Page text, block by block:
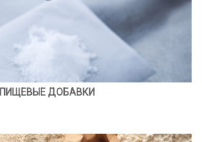
ПИЩЕВЫЕ ДОБАВКИ